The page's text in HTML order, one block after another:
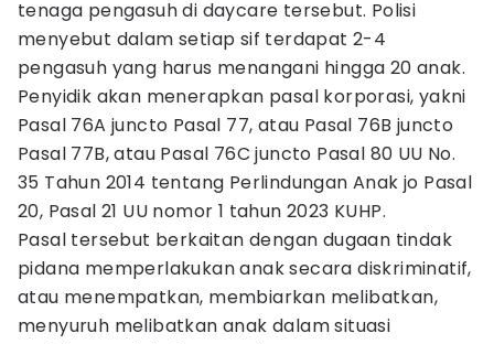
tenaga pengasuh di daycare tersebut. Polisi
menyebut dalam setiap sif terdapat 2-4
pengasuh yang harus menangani hingga 20 anak.
Penyidik akan menerapkan pasal korporasi, yakni
Pasal 76A juncto Pasal 77, atau Pasal 76B juncto
Pasal 77B, atau Pasal 76C juncto Pasal 80 UU No.
35 Tahun 2014 tentang Perlindungan Anak jo Pasal
20, Pasal 21 UU nomor 1 tahun 2023 KUHP.
Pasal tersebut berkaitan dengan dugaan tindak
pidana memperlakukan anak secara diskriminatif,
atau menempatkan, membiarkan melibatkan,
menyuruh melibatkan anak dalam situasi